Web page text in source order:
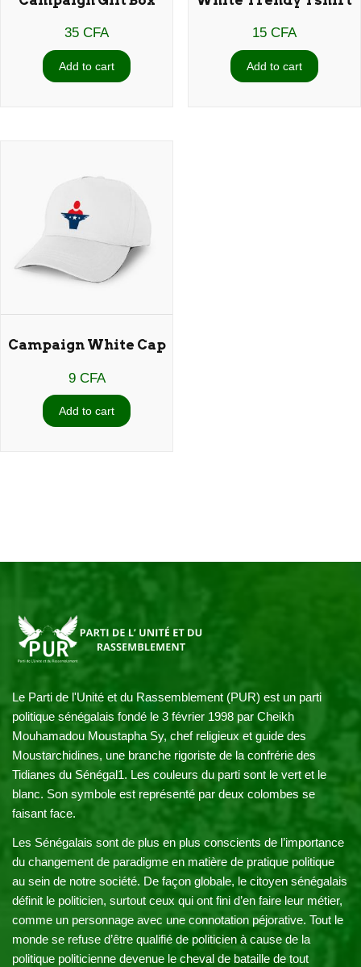
35 CFA
Add to cart
15 CFA
Add to cart
Campaign White Cap
9 CFA
Add to cart
Le Parti de l'Unité et du Rassemblement (PUR) est un parti
politique sénégalais fondé le 3 février 1998 par Cheikh
Mouhamadou Moustapha Sy, chef religieux et guide des
Moustarchidines, une branche rigoriste de la confrérie des
Tidianes du Sénégal1. Les couleurs du parti sont le vert et le
blanc. Son symbole est représenté par deux colombes se
faisant face.
Les Sénégalais sont de plus en plus conscients de l’importance
du changement de paradigme en matière de pratique politique
au sein de notre société. De façon globale, le citoyen sénégalais
définit le politicien, surtout ceux qui ont fini d’en faire leur métier,
comme un personnage avec une connotation péjorative. Tout le
monde se refuse d’être qualifié de politicien à cause de la
politique politicienne devenue le cheval de bataille de tout